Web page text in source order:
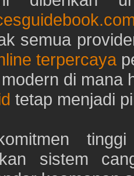
semua
terpercaya
di mana
tetap menjadi
sistem